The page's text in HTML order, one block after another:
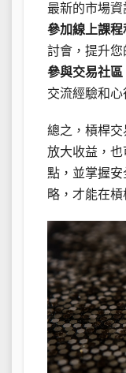
最新的市場資
參加線上課程
討會，提升您
參與交易社區
交流經驗和心
總之，槓桿
放大收益，
點，並掌握
略，才能在槓